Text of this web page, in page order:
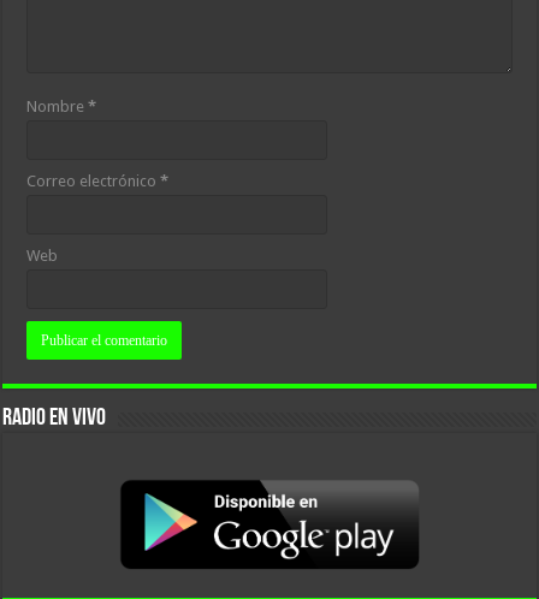
Nombre*
Correo electrónico*
Web
RADIO EN VIVO